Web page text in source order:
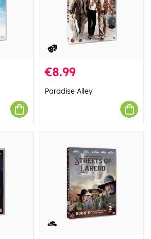
€8.99
Paradise Alley